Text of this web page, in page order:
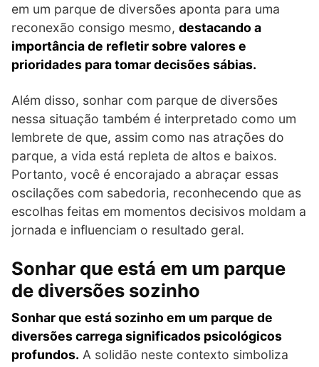
em um parque de diversões aponta para uma
reconexão consigo mesmo, destacando a
importância de refletir sobre valores e
prioridades para tomar decisões sábias.
Além disso, sonhar com parque de diversões
nessa situação também é interpretado como um
lembrete de que, assim como nas atrações do
parque, a vida está repleta de altos e baixos.
Portanto, você é encorajado a abraçar essas
oscilações com sabedoria, reconhecendo que as
escolhas feitas em momentos decisivos moldam a
jornada e influenciam o resultado geral.
Sonhar que está em um parque
de diversões sozinho
Sonhar que está sozinho em um parque de
diversões carrega significados psicológicos
profundos. A solidão neste contexto simboliza